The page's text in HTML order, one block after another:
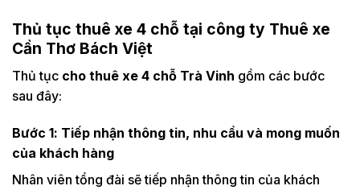
Thủ tục thuê xe 4 chỗ tại công ty Thuê xe
Cần Thơ Bách Việt
Thủ tục cho thuê xe 4 chỗ Trà Vinh gồm các bước
sau đây:
Bước 1: Tiếp nhận thông tin, nhu cầu và mong muốn
của khách hàng
Nhân viên tổng đài sẽ tiếp nhận thông tin của khách